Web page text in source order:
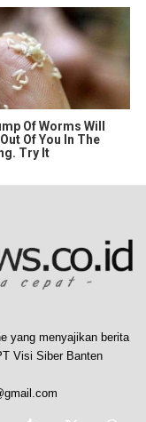
Of Worms Will
Of You In The
Try It
yang menyajikan berita
Visi Siber Banten